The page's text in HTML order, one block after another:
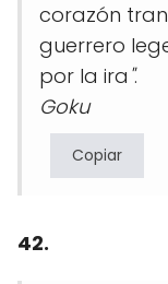
corazón
guerrero
por la ira ".
Goku
Copiar
42.